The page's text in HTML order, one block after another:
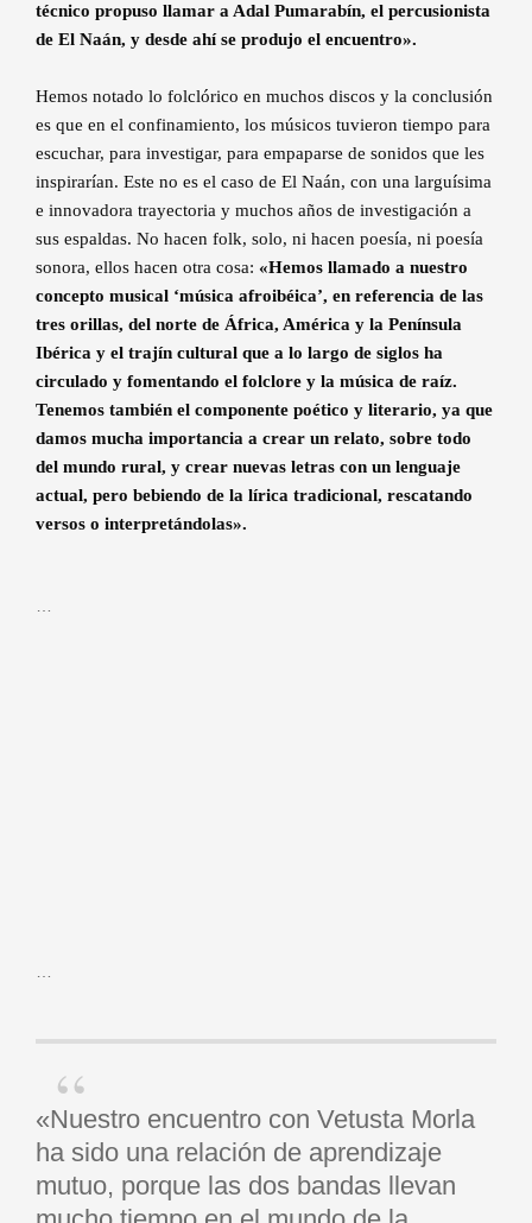
técnico propuso llamar a Adal Pumarabín, el percusionista
de El Naán, y desde ahí se produjo el encuentro».
Hemos notado lo folclórico en muchos discos y la conclusión
es que en el confinamiento, los músicos tuvieron tiempo para
escuchar, para investigar, para empaparse de sonidos que les
inspirarían. Este no es el caso de El Naán, con una larguísima
e innovadora trayectoria y muchos años de investigación a
sus espaldas. No hacen folk, solo, ni hacen poesía, ni poesía
sonora, ellos hacen otra cosa: «Hemos llamado a nuestro
concepto musical ‘música afroibéica’, en referencia de las
tres orillas, del norte de África, América y la Península
Ibérica y el trajín cultural que a lo largo de siglos ha
circulado y fomentando el folclore y la música de raíz.
Tenemos también el componente poético y literario, ya que
damos mucha importancia a crear un relato, sobre todo
del mundo rural, y crear nuevas letras con un lenguaje
actual, pero bebiendo de la lírica tradicional, rescatando
versos o interpretándolas».
…
…
«Nuestro encuentro con Vetusta Morla
ha sido una relación de aprendizaje
mutuo, porque las dos bandas llevan